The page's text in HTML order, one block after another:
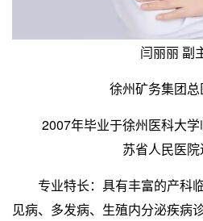
闫丽丽 副
徐州矿务集团总
2007年毕业于徐州医科大学
苏省人民医院
专业特长：具有丰富的产科
见病、多发病、生殖内分泌疾病